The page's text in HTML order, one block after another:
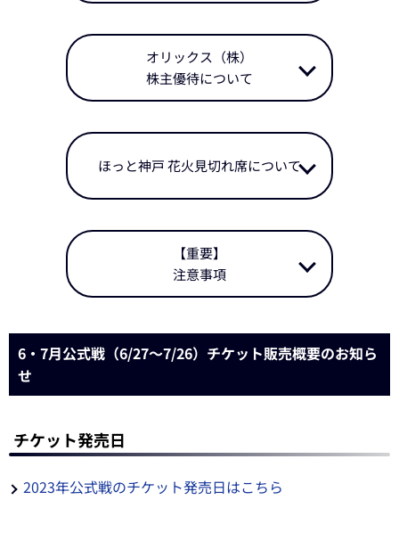
オリックス（株）
株主優待について
ほっと神戸 花火見切れ席について
【重要】
注意事項
6・7月公式戦（6/27～7/26）チケット販売概要のお知ら
せ
チケット発売日
2023年公式戦のチケット発売日はこちら